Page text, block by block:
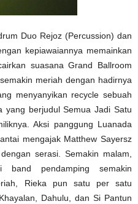
Duo Rejoz (Percussion) dan
kepiawaiannya memainkan
suasana Grand Ballroom
meriah dengan hadirnya
menyanyikan recycle sebuah
yang berjudul Semua Jadi Satu
Aksi panggung Luanada
mengajak Matthew Sayersz
serasi. Semakin malam,
band pendamping semakin
Rieka pun satu per satu
Dahulu, dan Si Pantun